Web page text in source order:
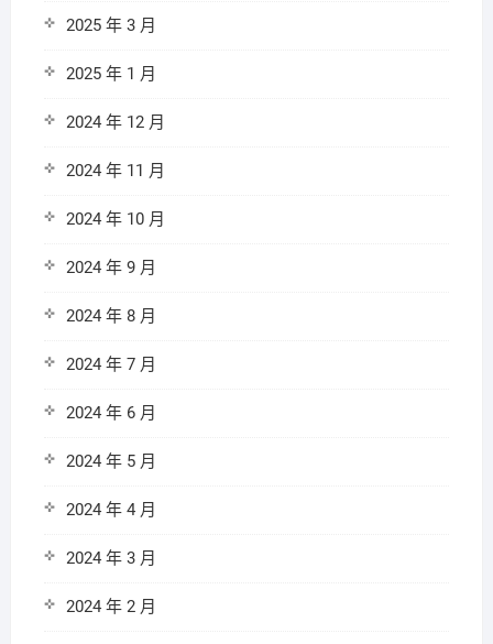
2025 年 3 月
2025 年 1 月
2024 年 12 月
2024 年 11 月
2024 年 10 月
2024 年 9 月
2024 年 8 月
2024 年 7 月
2024 年 6 月
2024 年 5 月
2024 年 4 月
2024 年 3 月
2024 年 2 月